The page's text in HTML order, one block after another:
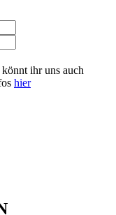
ihr uns auch
hier